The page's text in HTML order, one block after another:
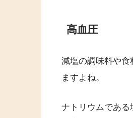
高血圧
減塩の調味料や食
ますよね。
ナトリウムであ